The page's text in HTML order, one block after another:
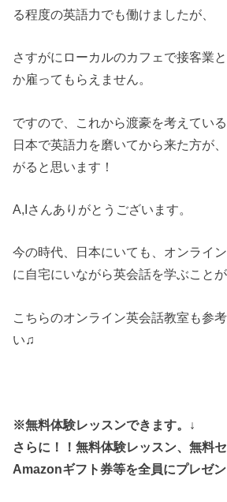
る程度の英語力でも働けましたが、
さすがにローカルのカフェで接客業
か雇ってもらえません。
ですので、これから渡豪を考えてい
日本で英語力を磨いてから来た方が
がると思います！
A,Iさんありがとうございます。
今の時代、日本にいても、オンライ
に自宅にいながら英会話を学ぶこと
こちらのオンライン英会話教室も参
い♫
※無料体験レッスンできます。↓
さらに！！無料体験レッスン、無料
Amazonギフト券等を全員にプレゼン